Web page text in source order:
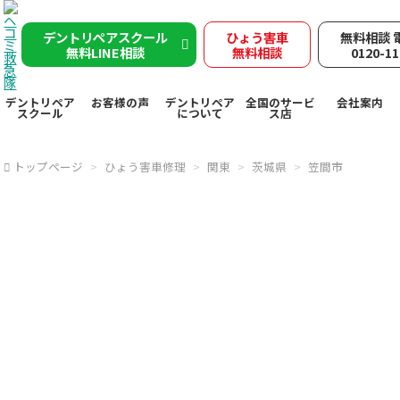
デントリペアスクール
無料LINE相談
ひょう害車
無料相談
無料相談
0120-
デントリペア
スクール
お客様の声 デントリペア
について
全国のサービ
ス店
会社案内
トップページ ひょう害車修理 関東 茨城県 笠間市